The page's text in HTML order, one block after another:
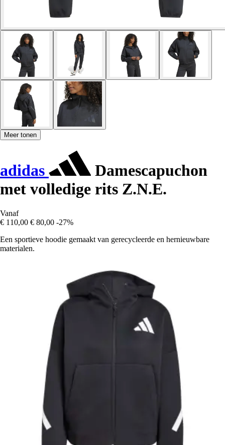
Meer tonen
adidas
Damescapuchon
met volledige rits Z.N.E.
Vanaf
€ 110,00 € 80,00 -27%
Een sportieve hoodie gemaakt van gerecycleerde en hernieuwbare
materialen.